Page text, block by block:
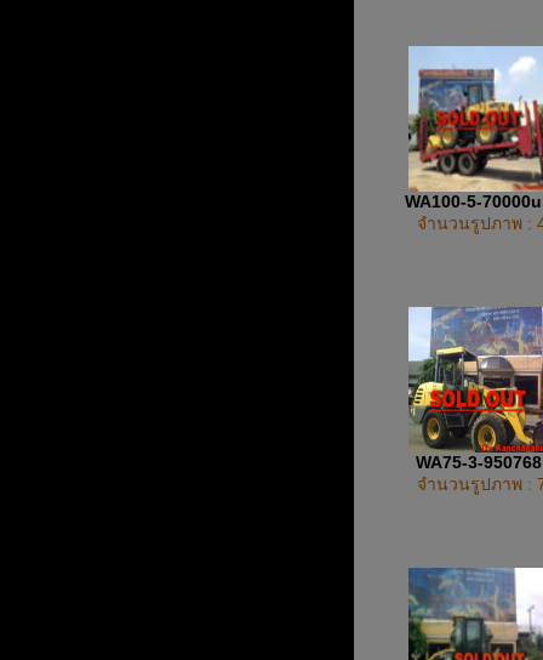
WA100-5-
จำนวนรูปภาพ :
WA75-3-
จำนวนรูปภาพ :